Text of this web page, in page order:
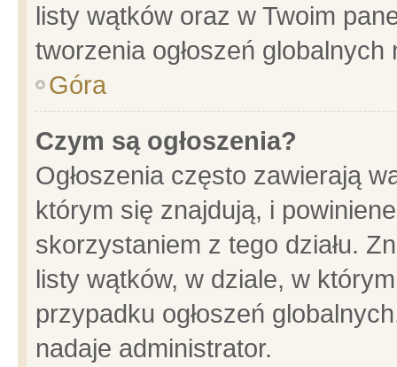
listy wątków oraz w Twoim
tworzenia ogłoszeń
Góra
Czym są ogłoszenia?
Ogłoszenia często zawierają
którym się znajdują, i
skorzystaniem z tego działu.
listy wątków, w dziale, w
przypadku ogłoszeń
nadaje administrator.